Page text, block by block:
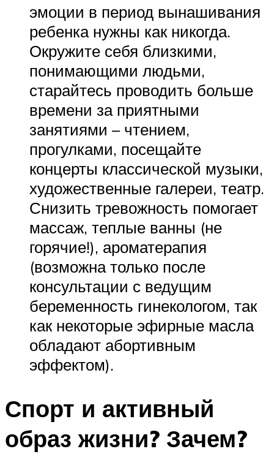
эмоции в период вынашивания
ребенка нужны как никогда.
Окружите себя близкими,
понимающими людьми,
старайтесь проводить больше
времени за приятными
занятиями – чтением,
прогулками, посещайте
концерты классической музыки,
художественные галереи, театр.
Снизить тревожность помогает
массаж, теплые ванны (не
горячие!), ароматерапия
(возможна только после
консультации с ведущим
беременность гинекологом, так
как некоторые эфирные масла
обладают абортивным
эффектом).
Спорт и активный
образ жизни? Зачем?